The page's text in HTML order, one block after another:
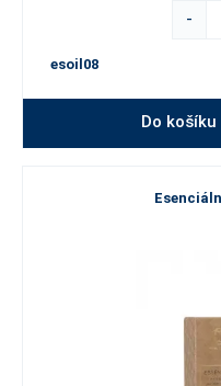
-
esoil08
Do košíku